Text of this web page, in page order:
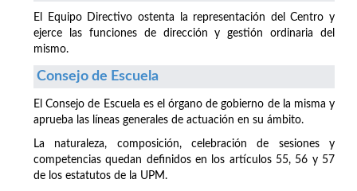
El Equipo Directivo ostenta la representación del Centro y
ejerce las funciones de dirección y gestión ordinaria del
mismo.
Consejo de Escuela
El Consejo de Escuela es el órgano de gobierno de la misma y
aprueba las líneas generales de actuación en su ámbito.
La naturaleza, composición, celebración de sesiones y
competencias quedan definidos en los artículos 55, 56 y 57
de los estatutos de la UPM.